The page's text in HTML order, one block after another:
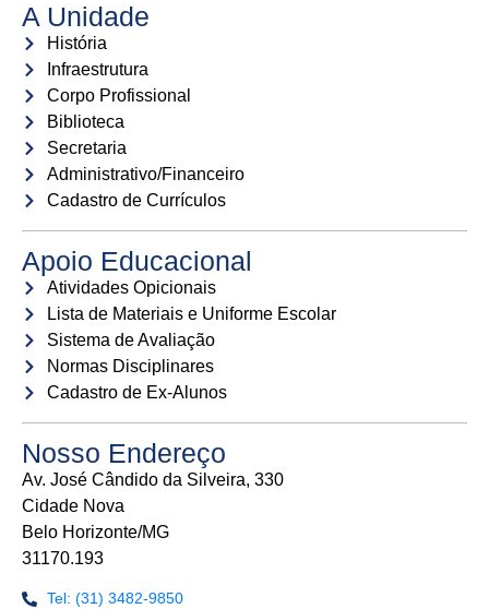
A Unidade
História
Infraestrutura
Corpo Profissional
Biblioteca
Secretaria
Administrativo/Financeiro
Cadastro de Currículos
Apoio Educacional
Atividades Opicionais
Lista de Materiais e Uniforme Escolar
Sistema de Avaliação
Normas Disciplinares
Cadastro de Ex-Alunos
Nosso Endereço
Av. José Cândido da Silveira, 330
Cidade Nova
Belo Horizonte/MG
31170.193
Tel: (31) 3482-9850